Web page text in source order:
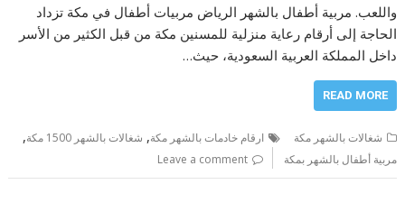
واللعب. مربية أطفال بالشهر الرياض مربيات أطفال في مكة تزداد
الحاجة إلى أرقام رعاية منزلية للمسنين مكة من قبل الكثير من الأسر
داخل المملكة العربية السعودية، حيث…
READ MORE
شغالات بالشهر مكة ارقام خادمات بالشهر مكة, شغالات بالشهر 1500 مكة ,
مربية أطفال بالشهر بمكة Leave a comment